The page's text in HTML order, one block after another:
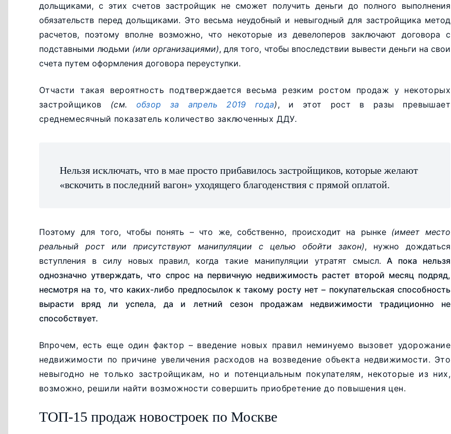
дольщиками, с этих счетов застройщик не сможет получить деньги до полного выполнения
обязательств перед дольщиками. Это весьма неудобный и невыгодный для застройщика метод
расчетов, поэтому вполне возможно, что некоторые из девелоперов заключают договора с
подставными людьми (или организациями), для того, чтобы впоследствии вывести деньги на свои
счета путем оформления договора переуступки.
Отчасти такая вероятность подтверждается весьма резким ростом продаж у некоторых
застройщиков (см. обзор за апрель 2019 года), и этот рост в разы превышает
среднемесячный показатель количество заключенных ДДУ.
Нельзя исключать, что в мае просто прибавилось застройщиков, которые желают
«вскочить в последний вагон» уходящего благоденствия с прямой оплатой.
Поэтому для того, чтобы понять – что же, собственно, происходит на рынке (имеет место
реальный рост или присутствуют манипуляции с целью обойти закон), нужно дождаться
вступления в силу новых правил, когда такие манипуляции утратят смысл.А пока нельзя
однозначно утверждать, что спрос на первичную недвижимость растет второй месяц подряд,
несмотря на то, что каких-либо предпосылок к такому росту нет – покупательская способность
вырасти вряд ли успела, да и летний сезон продажам недвижимости традиционно не
способствует.
Впрочем, есть еще один фактор – введение новых правил неминуемо вызовет удорожание
недвижимости по причине увеличения расходов на возведение объекта недвижимости. Это
невыгодно не только застройщикам, но и потенциальным покупателям, некоторые из них,
возможно, решили найти возможности совершить приобретение до повышения цен.
ТОП-15 продаж новостроек по Москве